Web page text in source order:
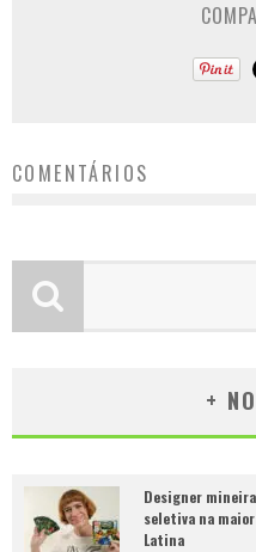
COMENTÁRIOS
+
Designer
seletiva na
Latina